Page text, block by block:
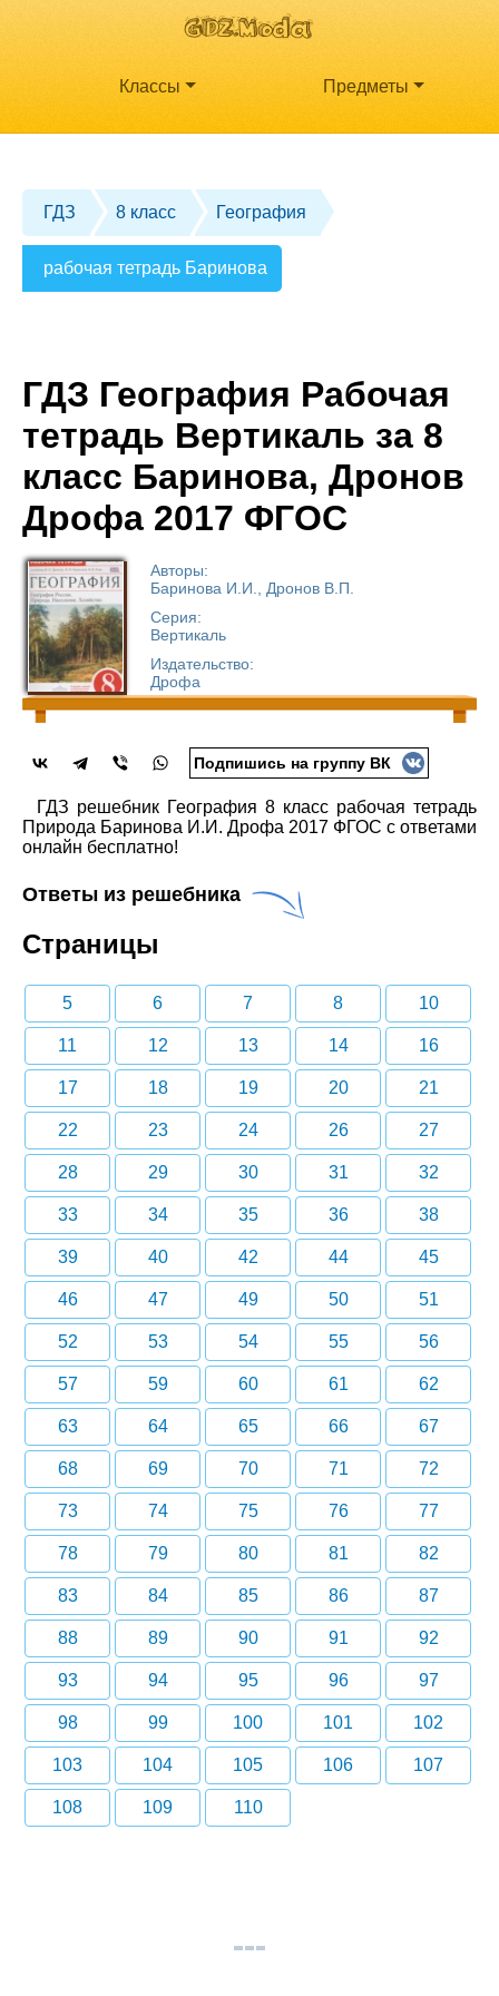
Классы Предметы
ГДЗ 8 класс География
рабочая тетрадь Баринова
ГДЗ География Рабочая
тетрадь Вертикаль за 8
класс Баринова, Дронов
Дрофа 2017 ФГОС
Авторы:
Баринова И.И., Дронов В.П.
Серия:
Вертикаль
Издательство:
Дрофа
Подпишись на группу ВК
ГДЗ решебник География 8 класс рабочая тетрадь
Природа Баринова И.И. Дрофа 2017 ФГОС с ответами
онлайн бесплатно!
Ответы из решебника
Страницы
5 6 7 8 10
11 12 13 14 16
17 18 19 20 21
22 23 24 26 27
28 29 30 31 32
33 34 35 36 38
39 40 42 44 45
46 47 49 50 51
52 53 54 55 56
57 59 60 61 62
63 64 65 66 67
68 69 70 71 72
73 74 75 76 77
78 79 80 81 82
83 84 85 86 87
88 89 90 91 92
93 94 95 96 97
98 99 100 101 102
103 104 105 106 107
108 109 110